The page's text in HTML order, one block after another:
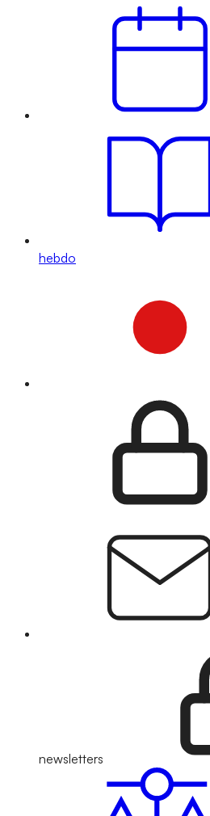
hebdo
newsletters